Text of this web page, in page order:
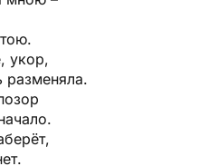
укор,
разменяла.